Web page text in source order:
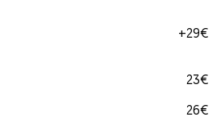
+29€
23€
26€